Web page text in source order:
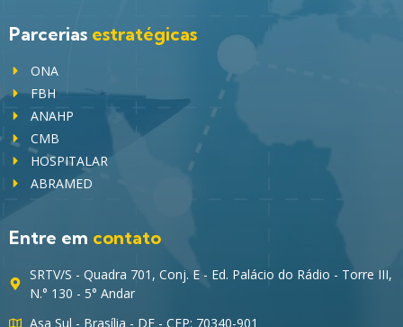
Parcerias estratégicas
ONA
FBH
ANAHP
CMB
HOSPITALAR
ABRAMED
Entre em contato
SRTV/S - Quadra 701, Conj. E - Ed. Palácio do Rádio - Torre III,
N.° 130 - 5° Andar
Asa Sul - Brasília - DF - CEP: 70340-901